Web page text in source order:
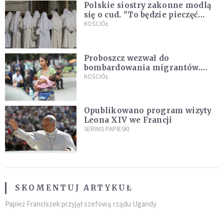
Polskie siostry zakonne modlą
się o cud. "To będzie pieczęć
Pana Boga dla naszej wiary"
KOŚCIÓŁ
Proboszcz wezwał do
bombardowania migrantów.
"Masowy ogień przeciwko
KOŚCIÓŁ
Opublikowano program wizyty
Leona XIV we Francji
SERWIS PAPIESKI
SKOMENTUJ ARTYKUŁ
Papież Franciszek przyjął szefową rządu Ugandy